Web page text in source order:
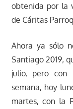
obtenida por la
de Cáritas
Ahora ya sólo
Santiago 2019,
julio, pero con
semana, hoy
martes, con la